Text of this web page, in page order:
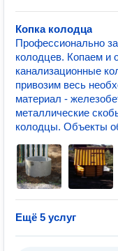
Копка колодца
Профессионально
колодцев. Копаем и
канализационные
привозим весь
материал -
металлические
колодцы. Объекты
Ещё 5 услуг